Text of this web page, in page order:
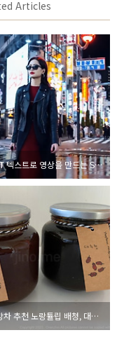
Articles
chatGPT 텍스트로 영상을 만드는 Sora가 난리인 이유
겨울 건강차 추천 노랑튤립 배청, 대추청 후기